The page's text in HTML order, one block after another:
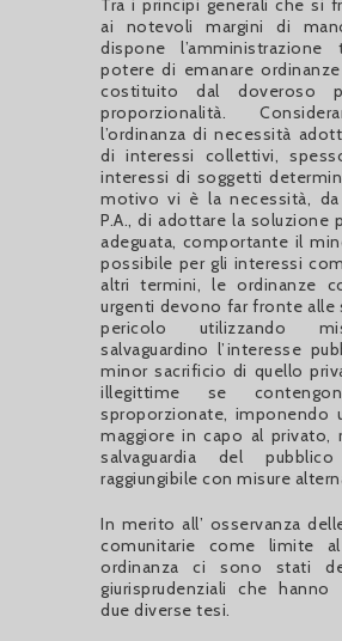
Tra i principi generali che si
ai notevoli margini di
dispone
potere di emanare
costituito dal doveroso
proporzionalità.
l’ordinanza di necessità
di interessi collettivi,
interessi di soggetti
motivo vi è la necessità,
P.A., di adottare la soluzione
adeguata, comportante il
possibile per gli interessi
altri termini, le ordinanze
urgenti devono far fronte alle
pericolo utilizzando
salvaguardino l’interesse
minor sacrificio di quello
illegittime se
sproporzionate, imponendo
maggiore in capo al privato,
salvaguardia del
raggiungibile con misure
In merito all’ osservanza
comunitarie come limite
ordinanza ci sono stati
giurisprudenziali che hanno
due diverse tesi.